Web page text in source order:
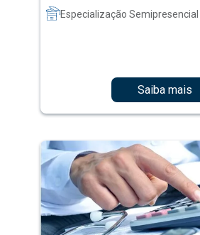
Especialização Semipresencial
Saiba mais